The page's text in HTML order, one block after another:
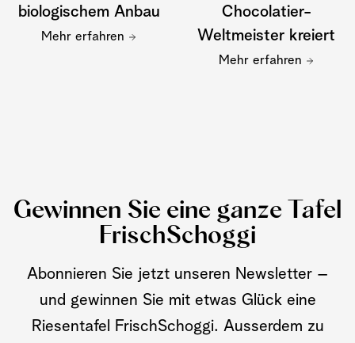
biologischem Anbau
Mehr erfahren
Chocolatier-
Weltmeister kreiert
Mehr erfahren
Gewinnen Sie eine ganze Tafel
FrischSchoggi
Abonnieren Sie jetzt unseren Newsletter –
und gewinnen Sie mit etwas Glück eine
Riesentafel FrischSchoggi. Ausserdem zu